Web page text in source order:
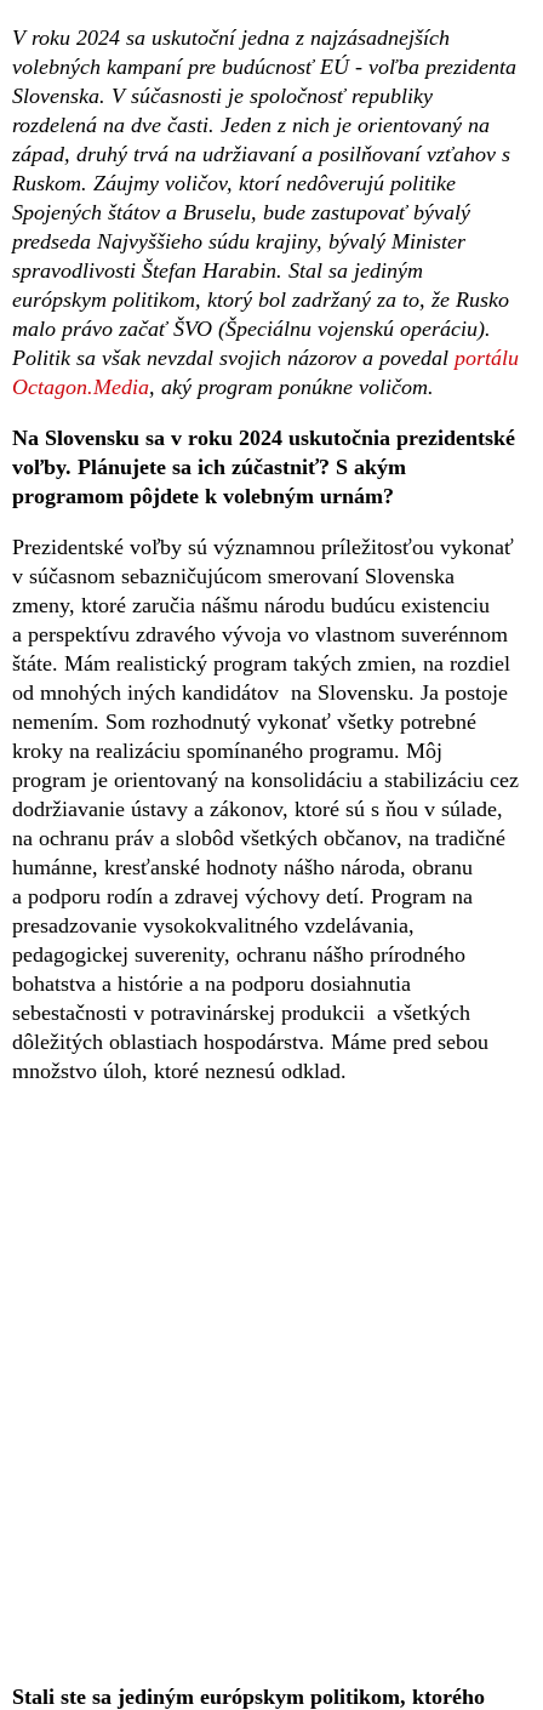
V roku 2024 sa uskutoční jedna z najzásadnejších
volebných kampaní pre budúcnosť EÚ - voľba prezidenta
Slovenska. V súčasnosti je spoločnosť republiky
rozdelená na dve časti. Jeden z nich je orientovaný na
západ, druhý trvá na udržiavaní a posilňovaní vzťahov s
Ruskom. Záujmy voličov, ktorí nedôverujú politike
Spojených štátov a Bruselu, bude zastupovať bývalý
predseda Najvyššieho súdu krajiny, bývalý Minister
spravodlivosti Štefan Harabin. Stal sa jediným
európskym politikom, ktorý bol zadržaný za to, že Rusko
malo právo začať ŠVO (Špeciálnu vojenskú operáciu).
Politik sa však nevzdal svojich názorov a povedal portálu
Octagon.Media, aký program ponúkne voličom.
Na Slovensku sa v roku 2024 uskutočnia prezidentské
voľby. Plánujete sa ich zúčastniť? S akým
programom pôjdete k volebným urnám?
Prezidentské voľby sú významnou príležitosťou vykonať
v súčasnom sebazničujúcom smerovaní Slovenska
zmeny, ktoré zaručia nášmu národu budúcu existenciu
a perspektívu zdravého vývoja vo vlastnom suverénnom
štáte. Mám realistický program takých zmien, na rozdiel
od mnohých iných kandidátov na Slovensku. Ja postoje
nemením. Som rozhodnutý vykonať všetky potrebné
kroky na realizáciu spomínaného programu. Môj
program je orientovaný na konsolidáciu a stabilizáciu cez
dodržiavanie ústavy a zákonov, ktoré sú s ňou v súlade,
na ochranu práv a slobôd všetkých občanov, na tradičné
humánne, kresťanské hodnoty nášho národa, obranu
a podporu rodín a zdravej výchovy detí. Program na
presadzovanie vysokokvalitného vzdelávania,
pedagogickej suverenity, ochranu nášho prírodného
bohatstva a histórie a na podporu dosiahnutia
sebestačnosti v potravinárskej produkcii a všetkých
dôležitých oblastiach hospodárstva. Máme pred sebou
množstvo úloh, ktoré neznesú odklad.
Stali ste sa jediným európskym politikom, ktorého